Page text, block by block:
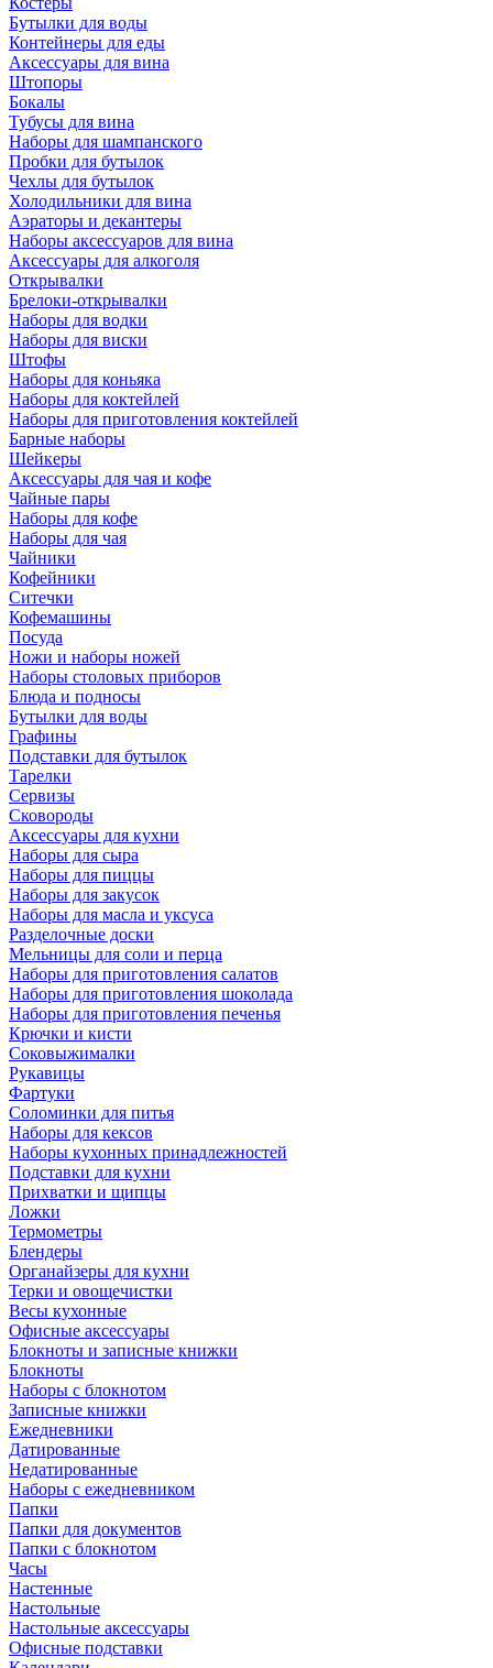
Бутылки для воды
Контейнеры для еды
Аксессуары для вина
Штопоры
Бокалы
Тубусы для вина
Наборы для шампанского
Пробки для бутылок
Чехлы для бутылок
Холодильники для вина
Аэраторы и декантеры
Наборы аксессуаров для вина
Аксессуары для алкоголя
Открывалки
Брелоки-открывалки
Наборы для водки
Наборы для виски
Штофы
Наборы для коньяка
Наборы для коктейлей
Наборы для приготовления коктейлей
Барные наборы
Шейкеры
Аксессуары для чая и кофе
Чайные пары
Наборы для кофе
Наборы для чая
Чайники
Кофейники
Ситечки
Кофемашины
Посуда
Ножи и наборы ножей
Наборы столовых приборов
Блюда и подносы
Бутылки для воды
Графины
Подставки для бутылок
Тарелки
Сервизы
Сковороды
Аксессуары для кухни
Наборы для сыра
Наборы для пиццы
Наборы для закусок
Наборы для масла и уксуса
Разделочные доски
Мельницы для соли и перца
Наборы для приготовления салатов
Наборы для приготовления шоколада
Наборы для приготовления печенья
Крючки и кисти
Соковыжималки
Рукавицы
Фартуки
Соломинки для питья
Наборы для кексов
Наборы кухонных принадлежностей
Подставки для кухни
Прихватки и щипцы
Ложки
Термометры
Блендеры
Органайзеры для кухни
Терки и овощечистки
Весы кухонные
Офисные аксессуары
Блокноты и записные книжки
Блокноты
Наборы с блокнотом
Записные книжки
Ежедневники
Датированные
Недатированные
Наборы с ежедневником
Папки
Папки для документов
Папки с блокнотом
Часы
Настенные
Настольные
Настольные аксессуары
Офисные подставки